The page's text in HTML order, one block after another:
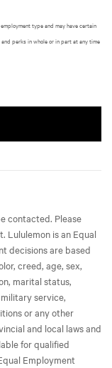
type and may have certain
perks in whole or in part at any time
contacted. Please
Lululemon is an Equal
decisions are based
creed, age, sex,
marital status,
service,
or any other
and local laws and
for qualified
Employment